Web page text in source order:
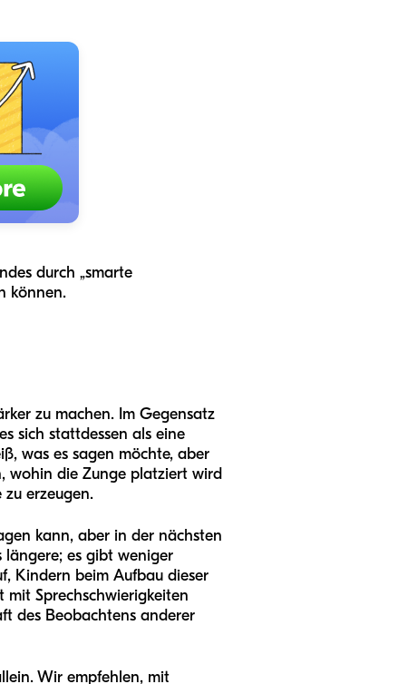
durch „smarte
können.
zu machen. Im Gegensatz
sich stattdessen als eine
was es sagen möchte, aber
wohin die Zunge platziert wird
erzeugen.
kann, aber in der nächsten
längere; es gibt weniger
Kindern beim Aufbau dieser
mit Sprechschwierigkeiten
des Beobachtens anderer
Wir empfehlen, mit